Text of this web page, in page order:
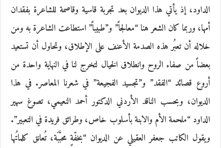
الداود، إذ يأتي هذا الديوان بعد تجربة قاسية وقاصمة للشاعرة بفقدان
أمها، وربما كان الشعر هنا “معالجاً” و”طبيباً” استطاعت الشاعرة به ومن
خلاله أن تعبُر هذه الصدمة الأعنف على الإطلاق، وتحاول أن تستعيد
بعضاً من صفاء الروح وانطلاق الخيال لتخرج لنا في النهاية واحدة من
أروع قصائد “الفقد” و”تجسيد الفجيعة” في شعرنا المعاصر. في هذا
الديوان، وبحسب الناقد الأردني الدكتور أحمد النعيمي، تصوغ سهير
الداود “ملحمة الأم والابنة بأسلوب خاص، وطرائق فريدة في التعبير”.
ويقول الكاتب جعفر العقيلي عن الديوان “بخفّةٍ محبَّبَة، تُعانق كلماتُها